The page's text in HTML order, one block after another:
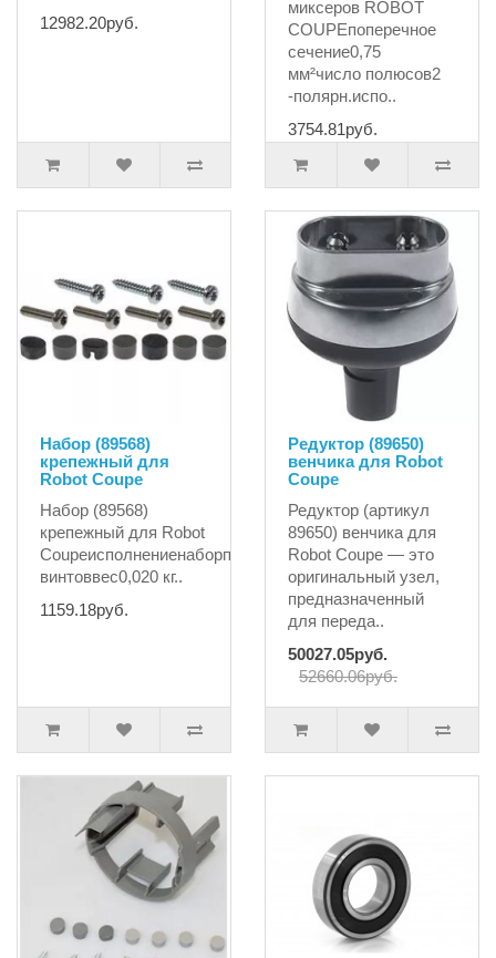
12982.20руб.
миксеров ROBOT
COUPEпоперечное
сечение0,75
мм²число полюсов2
-полярн.испо..
3754.81руб.
Набор (89568)
крепежный для
Robot Coupe
Набор (89568)
крепежный для Robot
Coupeисполнениенаборприменениедля
винтоввес0,020 кг..
1159.18руб.
Редуктор (89650)
венчика для Robot
Coupe
Редуктор (артикул
89650) венчика для
Robot Coupe — это
оригинальный узел,
предназначенный
для переда..
50027.05руб.
52660.06руб.